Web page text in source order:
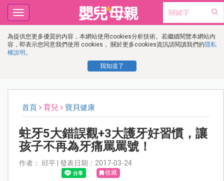
為提供您更多優質的內容，本網站使用cookies分析技術。若繼續閱覽本網站內
容，即表示您同意我們使用 cookies， 關於更多cookies資訊請閱讀我們的隱私
權說明 。
我知道了
Toggle
navigation
首頁 育兒 寶貝健康
蛀牙5大錯誤觀+3大護牙好習慣，讓
孩子不再為牙痛罵罵號！
作者： 邱平 | 發表日期：2017-03-24
收藏